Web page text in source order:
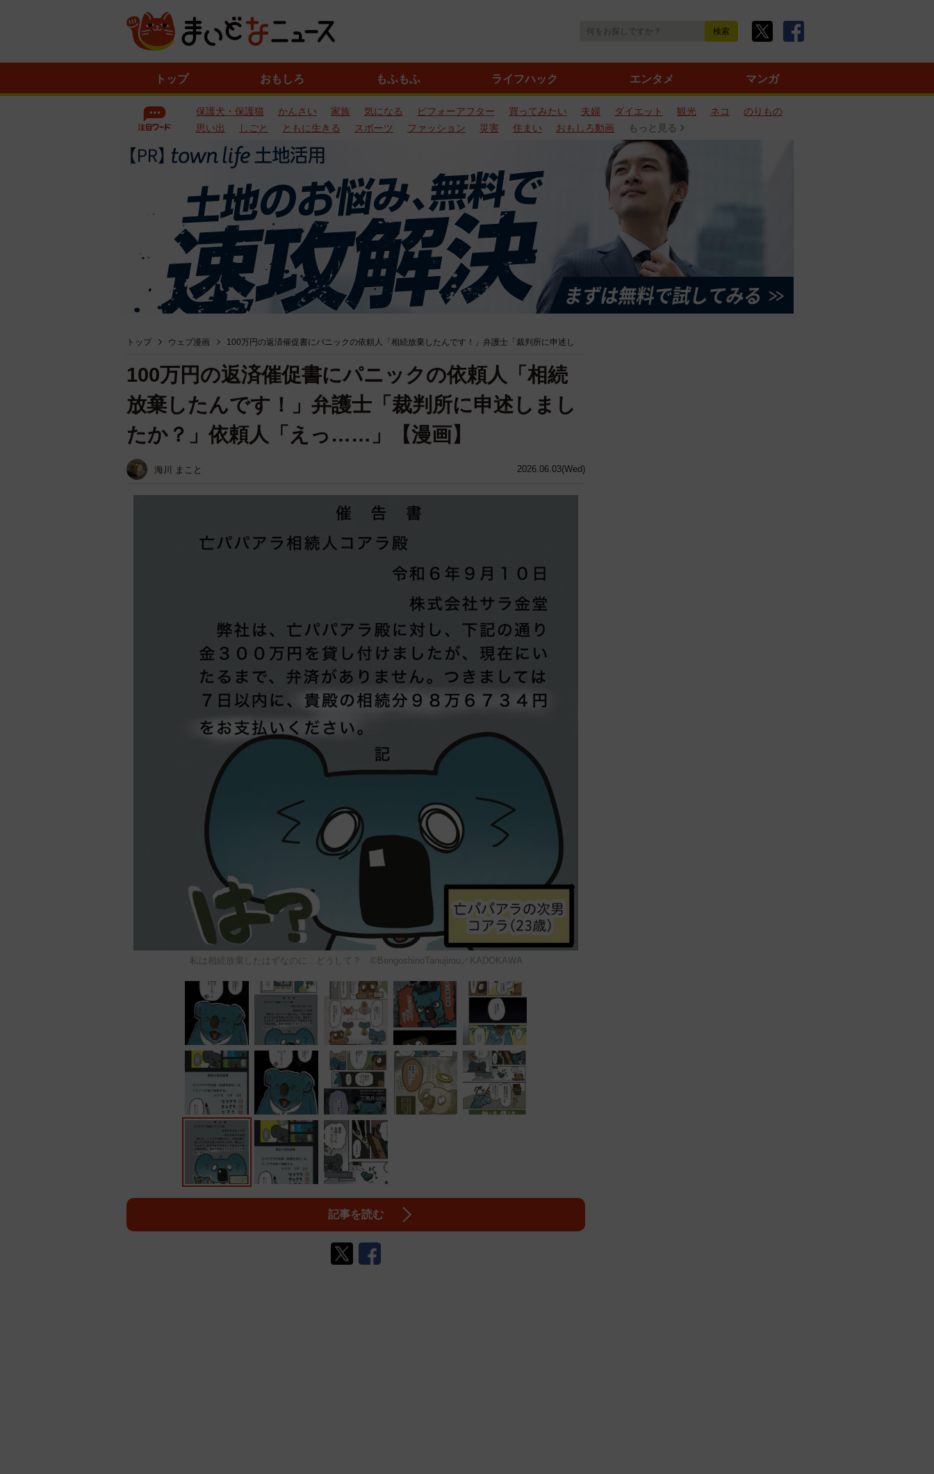
トップ おもしろ もふもふ ライフハック エンタメ マンガ
保護犬・保護猫 かんさい 家族 気になる ビフォーアフター 買ってみたい 夫婦 ダイエット 観光 ネコ
のりもの
思い出
しごと ともに生きる スポーツ ファッション 災害 住まい おもしろ動画 もっと見る
トップ ウェブ漫画 100万円の返済催促書にパニックの依頼人「相続放棄したんです！」弁護士「裁判所に申述し
2026.06.03(Wed)
100万円の返済催促書にパニックの依頼人「相続
放棄したんです！」弁護士「裁判所に申述しまし
たか？」依頼人「えっ……」【漫画】
海川 まこと
私は相続放棄したはずなのに…どうして？ ©BengoshinoTanujirou／KADOKAWA
記事を読む